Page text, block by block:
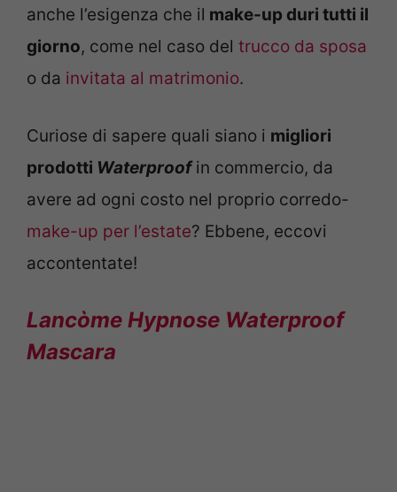
anche l’esigenza che il make-up duri tutti il
giorno, come nel caso del trucco da sposa
o da invitata al matrimonio.
Curiose di sapere quali siano i migliori
prodotti Waterproof in commercio, da
avere ad ogni costo nel proprio corredo-
make-up per l’estate? Ebbene, eccovi
accontentate!
Lancòme Hypnose Waterproof
Mascara